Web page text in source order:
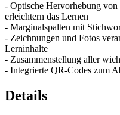
- Optische Hervorhebung
erleichtern das Lernen
- Marginalspalten mit
- Zeichnungen und Fotos
Lerninhalte
- Zusammenstellung aller
- Integrierte QR-Codes zum
Details